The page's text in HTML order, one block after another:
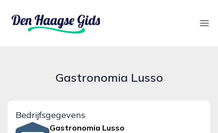
denhaagsegids.nl
Gastronomia Lusso
Bedrijfsgegevens
Gastronomia Lusso